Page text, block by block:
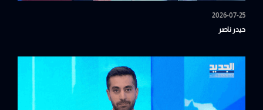
2026-07-25
حيدر ناصر